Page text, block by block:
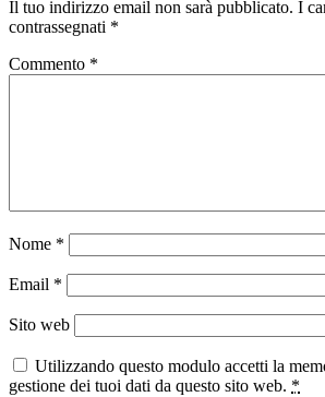
Il tuo indirizzo email non sarà pubblicato. I
contrassegnati *
Commento *
Nome *
Email *
Sito web
Utilizzando questo modulo accetti la
gestione dei tuoi dati da questo sito web. *